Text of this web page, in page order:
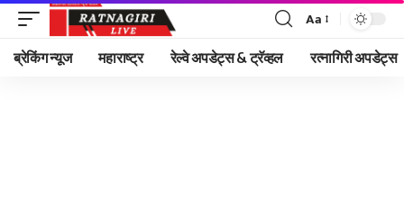
Font
Resizer
Aa
ब्रेकिंग न्यूज महाराष्ट्र रेल्वे अपडेट्स & ट्रॅव्हल रत्नागिरी अपडेट्स